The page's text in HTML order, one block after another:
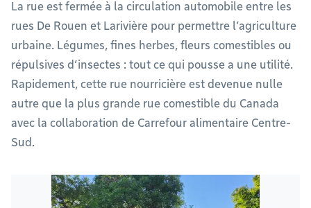
La rue est fermée à la circulation automobile entre les
rues De Rouen et Larivière pour permettre l’agriculture
urbaine. Légumes, fines herbes, fleurs comestibles ou
répulsives d’insectes : tout ce qui pousse a une utilité.
Rapidement, cette rue nourricière est devenue nulle
autre que la plus grande rue comestible du Canada
avec la collaboration de Carrefour alimentaire Centre-
Sud.